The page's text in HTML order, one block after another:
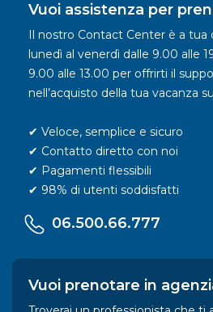
Vuoi assistenza per
Il nostro Contact Center è a tua
lunedì al venerdì dalle 9.00 alle
9.00 alle 13.00 per offrirti il
nell’acquisto della tua vacanza
✔ Veloce, semplice e sicuro
✔ Contatto diretto con noi
✔ Pagamenti flessibili
✔ 98% di utenti soddisfatti
06.500.66.777
Vuoi prenotare in